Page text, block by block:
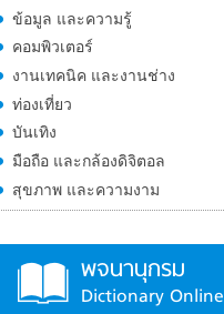
ข้อมูล และความรู้
คอมพิวเตอร์
งานเทคนิค และงานช่าง
ท่องเที่ยว
บันเทิง
มือถือ และกล้องดิจิตอล
สุขภาพ และความงาม
พจนานุกรม
Dictionary Online